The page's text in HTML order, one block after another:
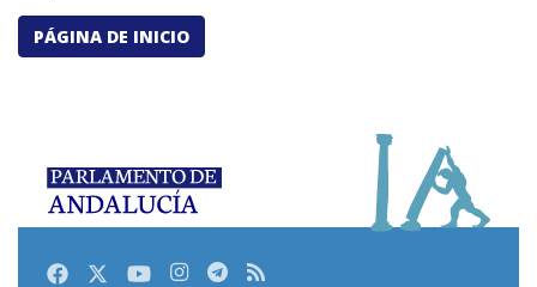
PÁGINA DE INICIO
FacebookTwitterYoutubeInstagram
Telegram
RSS